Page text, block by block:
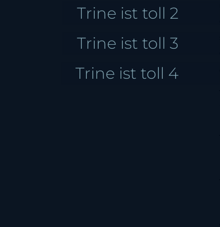
Trine ist toll 2
Trine ist toll 3
Trine ist toll 4